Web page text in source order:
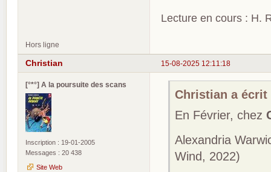
Lecture en cours : H.
Hors ligne
15-08-2025 12:11:18
Christian
[°*°] A la poursuite des scans
Inscription : 19-01-2005
Messages : 20 438
Site Web
Christian a écrit
En Février, chez
Alexandria
Wind, 2022)